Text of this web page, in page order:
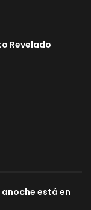
Revelado
anoche está en